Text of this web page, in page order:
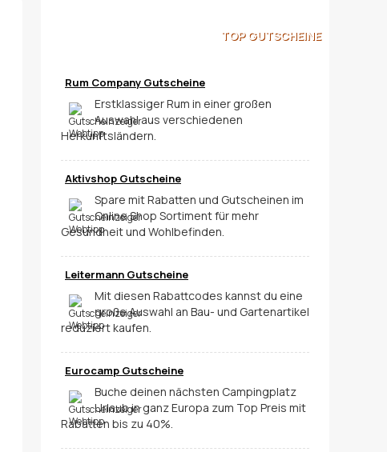
TOPGUTSCHEINE
Rum Company Gutscheine
Erstklassiger Rum in einer großen
Auswahl aus verschiedenen
Herkunftsländern.
Aktivshop Gutscheine
Spare mit Rabatten und Gutscheinen im
Online Shop Sortiment für mehr
Gesundheit und Wohlbefinden.
Leitermann Gutscheine
Mit diesen Rabattcodes kannst du eine
große Auswahl an Bau- und Gartenartikel
reduziert kaufen.
Eurocamp Gutscheine
Buche deinen nächsten Campingplatz
Urlaub in ganz Europa zum Top Preis mit
Rabatten bis zu 40%.